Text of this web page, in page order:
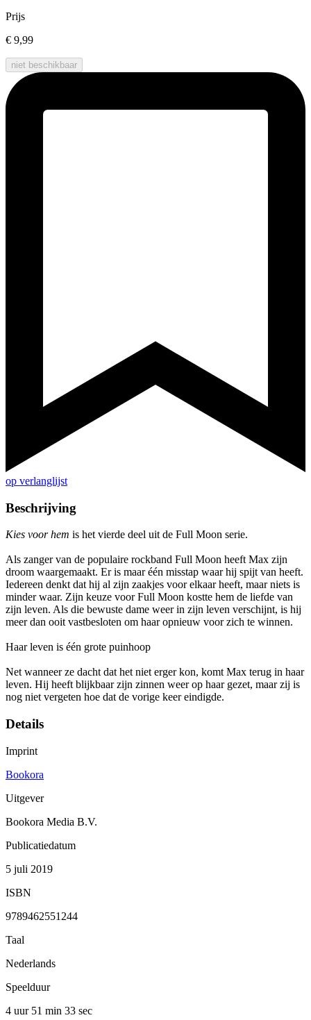
Prijs
€ 9,99
niet beschikbaar
op verlanglijst
Beschrijving
Kies voor hem is het vierde deel uit de Full Moon serie.
Als zanger van de populaire rockband Full Moon heeft Max zijn
droom waargemaakt. Er is maar één misstap waar hij spijt van heeft.
Iedereen denkt dat hij al zijn zaakjes voor elkaar heeft, maar niets is
minder waar. Zijn keuze voor Full Moon kostte hem de liefde van
zijn leven. Als die bewuste dame weer in zijn leven verschijnt, is hij
meer dan ooit vastbesloten om haar opnieuw voor zich te winnen.
Haar leven is één grote puinhoop
Net wanneer ze dacht dat het niet erger kon, komt Max terug in haar
leven. Hij heeft blijkbaar zijn zinnen weer op haar gezet, maar zij is
nog niet vergeten hoe dat de vorige keer eindigde.
Details
Imprint
Bookora
Uitgever
Bookora Media B.V.
Publicatiedatum
5 juli 2019
ISBN
9789462551244
Taal
Nederlands
Speelduur
4 uur 51 min 33 sec